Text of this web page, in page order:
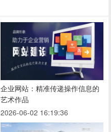
企业网站：精准传递操作信息的
艺术作品
2026-06-02 16:19:36